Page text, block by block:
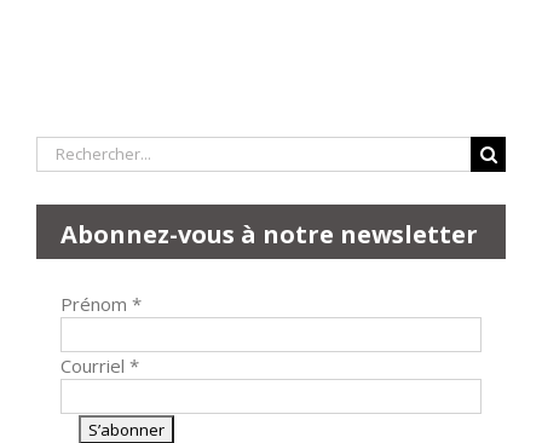
Rechercher:
Abonnez-vous à notre newsletter
Prénom *
Courriel *